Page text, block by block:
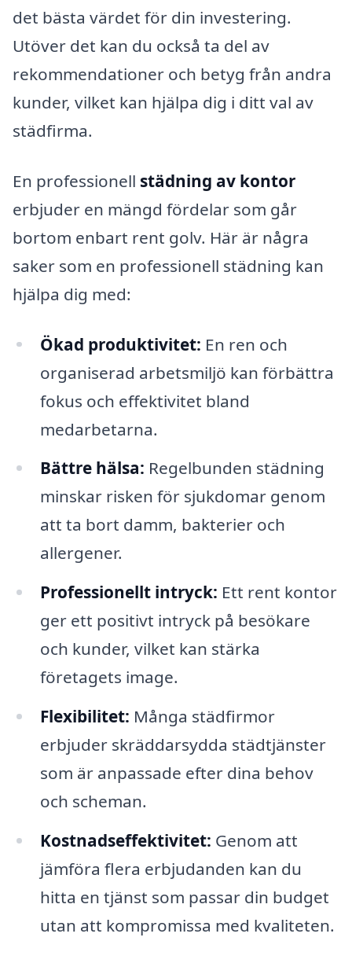
det bästa värdet för din investering.
Utöver det kan du också ta del av
rekommendationer och betyg från andra
kunder, vilket kan hjälpa dig i ditt val av
städfirma.
En professionell städning av kontor
erbjuder en mängd fördelar som går
bortom enbart rent golv. Här är några
saker som en professionell städning kan
hjälpa dig med:
Ökad produktivitet: En ren och
organiserad arbetsmiljö kan förbättra
fokus och effektivitet bland
medarbetarna.
Bättre hälsa: Regelbunden städning
minskar risken för sjukdomar genom
att ta bort damm, bakterier och
allergener.
Professionellt intryck: Ett rent kontor
ger ett positivt intryck på besökare
och kunder, vilket kan stärka
företagets image.
Flexibilitet: Många städfirmor
erbjuder skräddarsydda städtjänster
som är anpassade efter dina behov
och scheman.
Kostnadseffektivitet: Genom att
jämföra flera erbjudanden kan du
hitta en tjänst som passar din budget
utan att kompromissa med kvaliteten.